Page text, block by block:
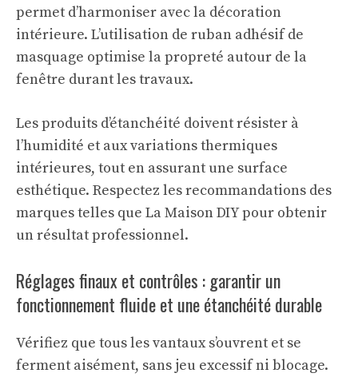
permet d’harmoniser avec la décoration
intérieure. L’utilisation de ruban adhésif de
masquage optimise la propreté autour de la
fenêtre durant les travaux.
Les produits d’étanchéité doivent résister à
l’humidité et aux variations thermiques
intérieures, tout en assurant une surface
esthétique. Respectez les recommandations des
marques telles que La Maison DIYpour obtenir
un résultat professionnel.
Réglages finaux et contrôles : garantir un
fonctionnement fluide et une étanchéité durable
Vérifiez que tous les vantaux s’ouvrent et se
ferment aisément, sans jeu excessif ni blocage.